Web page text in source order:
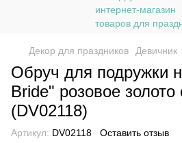
Декор для праздников Девичник
Обруч для подружки
Bride" розовое золото
(DV02118)
Артикул: DV02118 Оставить отзыв